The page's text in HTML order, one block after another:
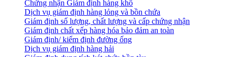
Chứng nhận Giám định hàng khô
Dịch vụ giám định hàng lỏng và bồn chứa
Giám định số lượng, chất lượng và cấp chứng nhận
Giám định chất xếp hàng hóa bảo đảm an toàn
Giám định/ kiểm định đường ống
Dịch vụ giám định hàng hải